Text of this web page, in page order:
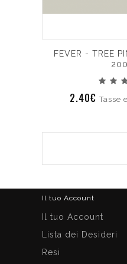
FEVER - TREE
2.40€Tasse
Il tuo Account
Il tuo Account
Lista dei Desideri
Resi